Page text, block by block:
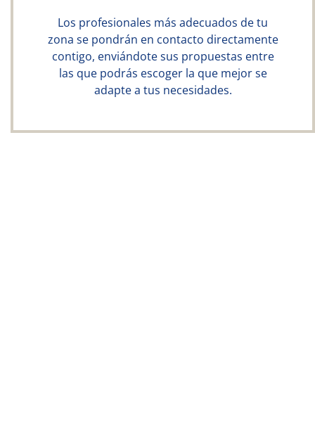
Los profesionales más adecuados de tu
zona se pondrán en contacto directamente
contigo, enviándote sus propuestas entre
las que podrás escoger la que mejor se
adapte a tus necesidades.